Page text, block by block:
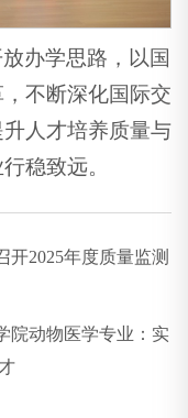
办学思路，以国
不断深化国际交
人才培养质量与
稳致远。
开2025年度质量监测
院动物医学专业：实